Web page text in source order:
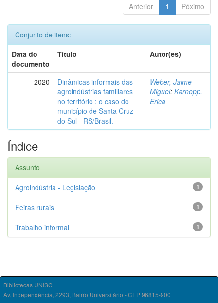
Anterior 1 Póximo
Conjunto de itens:
Data do
documento
Título Autor(es)
2020
Dinâmicas informais das
agroindústrias familiares
no território : o caso do
município de Santa Cruz
do Sul - RS/Brasil.
Weber, Jaime
Miguel; Karnopp,
Erica
Índice
Assunto
1
Agroindústria - Legislação
1
Feiras rurais
1
Trabalho informal
Bibliotecas UNISC
Av. Independência, 2293, Bairro Universitário - CEP 96815-900